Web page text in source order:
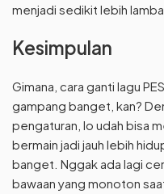
menjadi sedikit lebih
Kesimpulan
Gimana, cara ganti lagu
gampang banget, kan?
pengaturan, lo udah bisa
bermain jadi jauh lebih
banget. Nggak ada lagi
bawaan yang monoton